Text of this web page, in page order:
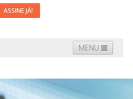
ASSINE JÁ!
MENU